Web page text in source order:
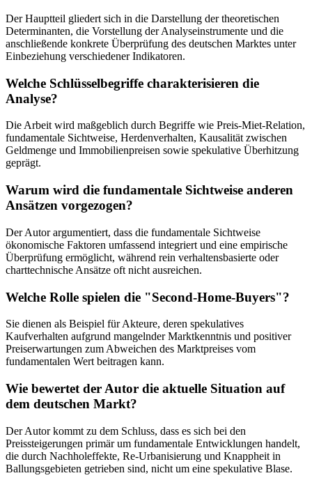
Der Hauptteil gliedert sich in die Darstellung der theoretischen
Determinanten, die Vorstellung der Analyseinstrumente und die
anschließende konkrete Überprüfung des deutschen Marktes unter
Einbeziehung verschiedener Indikatoren.
Welche Schlüsselbegriffe charakterisieren die
Analyse?
Die Arbeit wird maßgeblich durch Begriffe wie Preis-Miet-Relation,
fundamentale Sichtweise, Herdenverhalten, Kausalität zwischen
Geldmenge und Immobilienpreisen sowie spekulative Überhitzung
geprägt.
Warum wird die fundamentale Sichtweise anderen
Ansätzen vorgezogen?
Der Autor argumentiert, dass die fundamentale Sichtweise
ökonomische Faktoren umfassend integriert und eine empirische
Überprüfung ermöglicht, während rein verhaltensbasierte oder
charttechnische Ansätze oft nicht ausreichen.
Welche Rolle spielen die "Second-Home-Buyers"?
Sie dienen als Beispiel für Akteure, deren spekulatives
Kaufverhalten aufgrund mangelnder Marktkenntnis und positiver
Preiserwartungen zum Abweichen des Marktpreises vom
fundamentalen Wert beitragen kann.
Wie bewertet der Autor die aktuelle Situation auf
dem deutschen Markt?
Der Autor kommt zu dem Schluss, dass es sich bei den
Preissteigerungen primär um fundamentale Entwicklungen handelt,
die durch Nachholeffekte, Re-Urbanisierung und Knappheit in
Ballungsgebieten getrieben sind, nicht um eine spekulative Blase.